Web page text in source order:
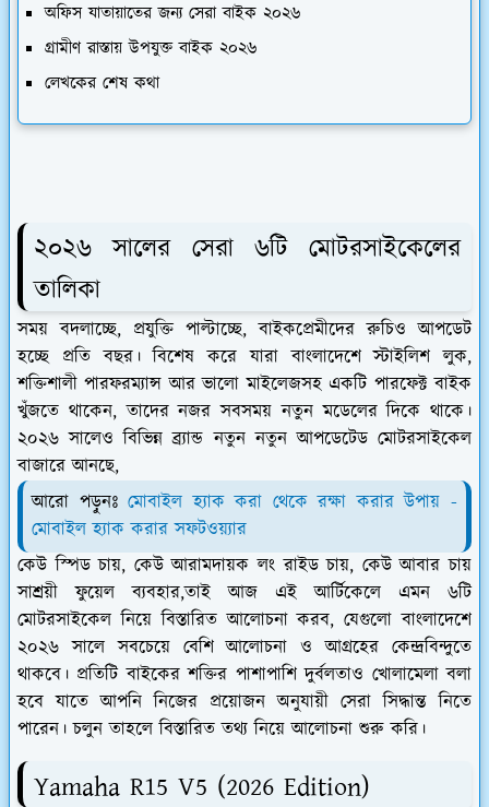
অফিস যাতায়াতের জন্য সেরা বাইক ২০২৬
গ্রামীণ রাস্তায় উপযুক্ত বাইক ২০২৬
লেখকের শেষ কথা
২০২৬ সালের সেরা ৬টি মোটরসাইকেলের
তালিকা
সময় বদলাচ্ছে, প্রযুক্তি পাল্টাচ্ছে, বাইকপ্রেমীদের রুচিও আপডেট
হচ্ছে প্রতি বছর। বিশেষ করে যারা বাংলাদেশে স্টাইলিশ লুক,
শক্তিশালী পারফরম্যান্স আর ভালো মাইলেজসহ একটি পারফেক্ট বাইক
খুঁজতে থাকেন, তাদের নজর সবসময় নতুন মডেলের দিকে থাকে।
২০২৬ সালেও বিভিন্ন ব্র্যান্ড নতুন নতুন আপডেটেড মোটরসাইকেল
বাজারে আনছে,
আরো পড়ুনঃমোবাইল হ্যাক করা থেকে রক্ষা করার উপায় -
মোবাইল হ্যাক করার সফটওয়্যার
কেউ স্পিড চায়, কেউ আরামদায়ক লং রাইড চায়, কেউ আবার চায়
সাশ্রয়ী ফুয়েল ব্যবহার,তাই আজ এই আর্টিকেলে এমন ৬টি
মোটরসাইকেল নিয়ে বিস্তারিত আলোচনা করব, যেগুলো বাংলাদেশে
২০২৬ সালে সবচেয়ে বেশি আলোচনা ও আগ্রহের কেন্দ্রবিন্দুতে
থাকবে। প্রতিটি বাইকের শক্তির পাশাপাশি দুর্বলতাও খোলামেলা বলা
হবে যাতে আপনি নিজের প্রয়োজন অনুযায়ী সেরা সিদ্ধান্ত নিতে
পারেন। চলুন তাহলে বিস্তারিত তথ্য নিয়ে আলোচনা শুরু করি।
Yamaha R15 V5 (2026 Edition)